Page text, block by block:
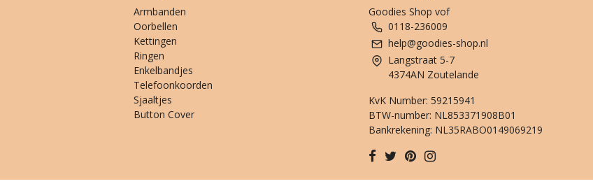
Armbanden
Oorbellen
Kettingen
Ringen
Enkelbandjes
Telefoonkoorden
Sjaaltjes
Button Cover
Goodies Shop vof
0118-236009
help@goodies-shop.nl
Langstraat 5-7
4374AN Zoutelande
KvK Number: 59215941
BTW-number: NL853371908B01
Bankrekening: NL35RABO0149069219